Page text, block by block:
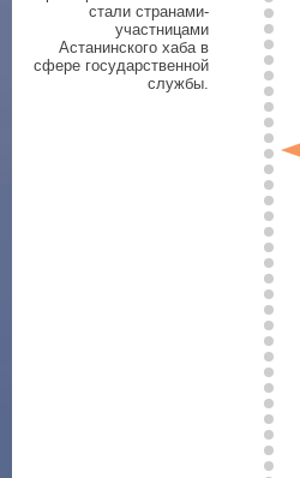
стали странами-
участницами
Астанинского хаба в
сфере государственной
службы.